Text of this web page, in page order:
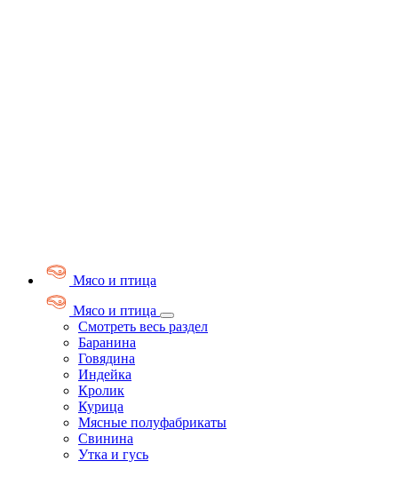
Мясо и птица
Мясо и птица
Смотреть весь раздел
Баранина
Говядина
Индейка
Кролик
Курица
Мясные полуфабрикаты
Свинина
Утка и гусь